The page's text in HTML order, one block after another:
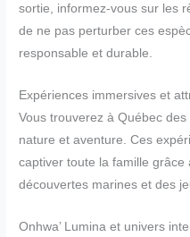
sortie, informez-vous sur les
de ne pas perturber ces
responsable et durable.
Expériences immersives et
Vous trouverez à Québec
nature et aventure. Ces
captiver toute la famille
découvertes marines et des
Onhwa’ Lumina et univers